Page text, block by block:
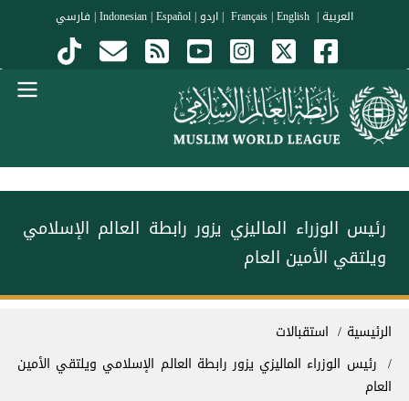
تجاوز إلى المحتوى الرئيسي
العربية|
|English
| اردو|
Indonesian |Español
| فارسي
رئيس الوزراء الماليزي يزور رابطة العالم الإسلامي
ويلتقي الأمين العام
مسار التنقل
الرئيسية
استقبالات
رئيس الوزراء الماليزي يزور رابطة العالم الإسلامي ويلتقي الأمين
العام